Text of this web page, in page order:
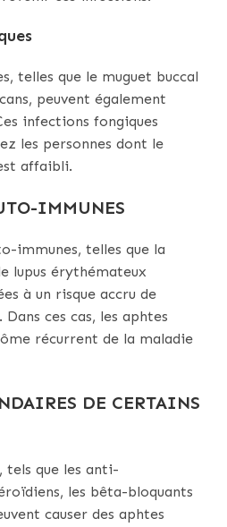
telles que le muguet buccal
peuvent également
infections fongiques
les personnes dont le
affaibli.
IMMUNES
immunes, telles que la
lupus érythémateux
à un risque accru de
ces cas, les aphtes
récurrent de la maladie
DE CERTAINS
tels que les anti-
les bêta-bloquants
causer des aphtes